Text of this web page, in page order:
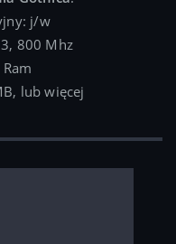
j/w
800 Mhz
lub więcej